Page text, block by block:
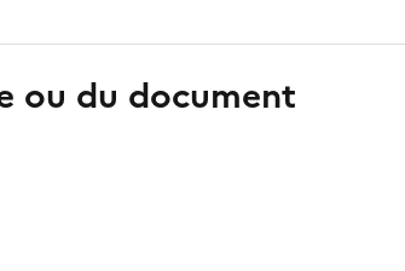
ou du document